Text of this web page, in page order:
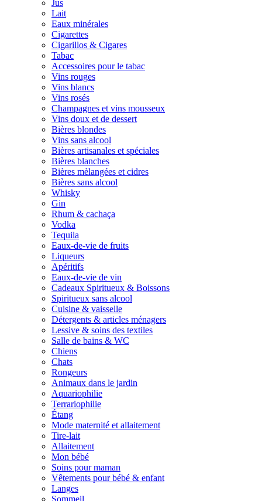
Jus
Lait
Eaux minérales
Cigarettes
Cigarillos & Cigares
Tabac
Accessoires pour le tabac
Vins rouges
Vins blancs
Vins rosés
Champagnes et vins mousseux
Vins doux et de dessert
Bières blondes
Vins sans alcool
Bières artisanales et spéciales
Bières blanches
Bières mèlangées et cidres
Bières sans alcool
Whisky
Gin
Rhum & cachaça
Vodka
Tequila
Eaux-de-vie de fruits
Liqueurs
Apéritifs
Eaux-de-vie de vin
Cadeaux Spiritueux & Boissons
Spiritueux sans alcool
Cuisine & vaisselle
Détergents & articles ménagers
Lessive & soins des textiles
Salle de bains & WC
Chiens
Chats
Rongeurs
Animaux dans le jardin
Aquariophilie
Terrariophilie
Étang
Mode maternité et allaitement
Tire-lait
Allaitement
Mon bébé
Soins pour maman
Vêtements pour bébé & enfant
Langes
Sommeil